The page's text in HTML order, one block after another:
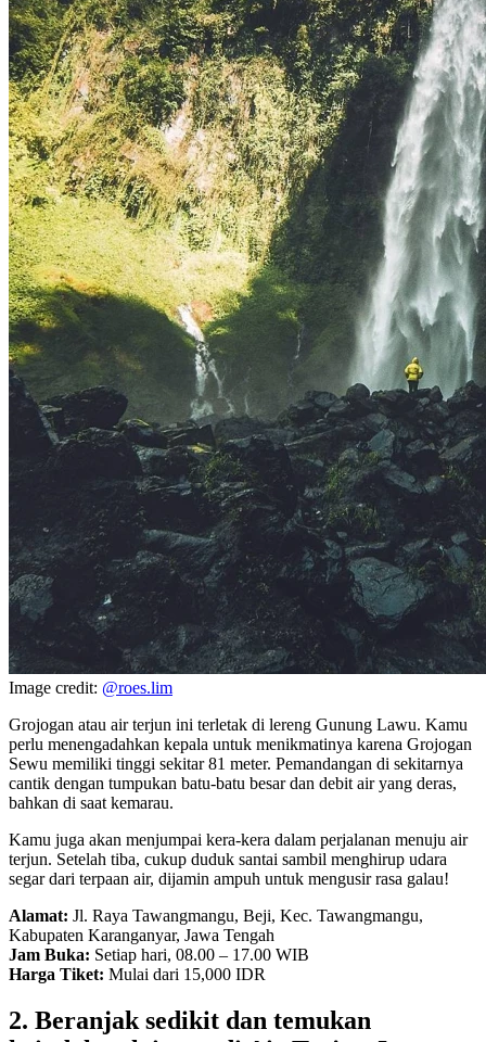
Image credit: @roes.lim
Grojogan atau air terjun ini terletak di lereng Gunung Lawu. Kamu
perlu menengadahkan kepala untuk menikmatinya karena Grojogan
Sewu memiliki tinggi sekitar 81 meter. Pemandangan di sekitarnya
cantik dengan tumpukan batu-batu besar dan debit air yang deras,
bahkan di saat kemarau.
Kamu juga akan menjumpai kera-kera dalam perjalanan menuju air
terjun. Setelah tiba, cukup duduk santai sambil menghirup udara
segar dari terpaan air, dijamin ampuh untuk mengusir rasa galau!
Alamat: Jl. Raya Tawangmangu, Beji, Kec. Tawangmangu,
Kabupaten Karanganyar, Jawa Tengah
Jam Buka: Setiap hari, 08.00 – 17.00 WIB
Harga Tiket: Mulai dari 15,000 IDR
2. Beranjak sedikit dan temukan